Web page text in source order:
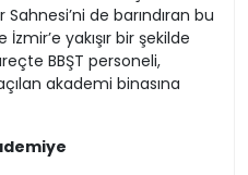
de barındıran bu
yakışır bir şekilde
BBŞT personeli,
akademi binasına